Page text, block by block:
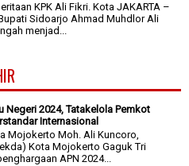
KPK Ali Fikri. Kota JAKARTA –
Sidoarjo Ahmad Muhdlor Ali
menjad...
Negeri 2024, Tatakelola Pemkot
Internasional
Mojokerto Moh. Ali Kuncoro,
Kota Mojokerto Gaguk Tri
APN 2024...